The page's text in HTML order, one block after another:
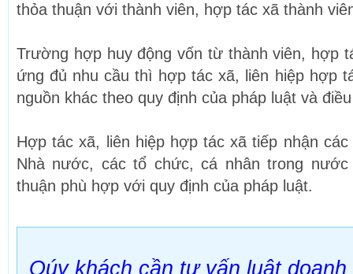
thỏa thuận với thành viên, hợp tác xã thành
Trường hợp huy động vốn từ thành viên, hợp
ứng đủ nhu cầu thì hợp tác xã, liên hiệp hợp
nguồn khác theo quy định của pháp luật và
Hợp tác xã, liên hiệp hợp tác xã tiếp nhận
Nhà nước, các tổ chức, cá nhân trong
thuận phù hợp với quy định của pháp luật.
Qúy khách cần tư vấn luật